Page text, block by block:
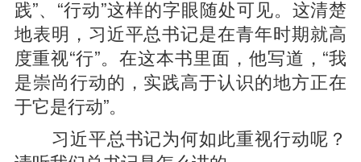
践”、“行动”这样的字眼随处可见。这清楚
地表明，习近平总书记是在青年时期就高
度重视“行”。在这本书里面，他写道，“我
是崇尚行动的，实践高于认识的地方正在
于它是行动”。
习近平总书记为何如此重视行动呢？